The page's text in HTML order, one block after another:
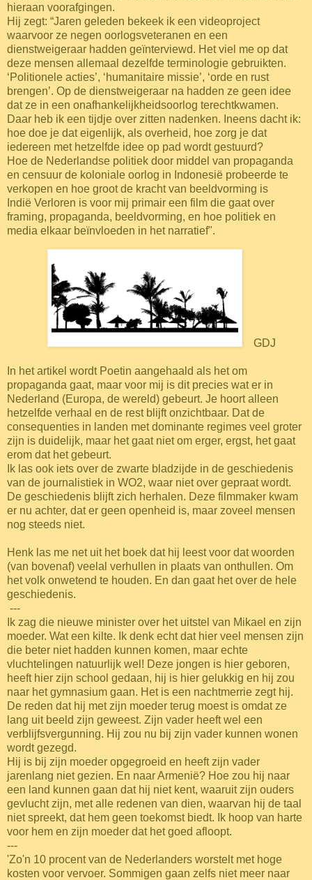
hieraan voorafgingen.
Hij zegt: “Jaren geleden bekeek ik een videoproject
waarvoor ze negen oorlogsveteranen en een
dienstweigeraar hadden geïnterviewd. Het viel me op dat
deze mensen allemaal dezelfde terminologie gebruikten.
‘Politionele acties’, ‘humanitaire missie’, ‘orde en rust
brengen’. Op de dienstweigeraar na hadden ze geen idee
dat ze in een onafhankelijkheidsoorlog terechtkwamen.
Daar heb ik een tijdje over zitten nadenken. Ineens dacht ik:
hoe doe je dat eigenlijk, als overheid, hoe zorg je dat
iedereen met hetzelfde idee op pad wordt gestuurd?
Hoe de Nederlandse politiek door middel van propaganda
en censuur de koloniale oorlog in Indonesië probeerde te
verkopen en hoe groot de kracht van beeldvorming is
Indië Verloren is voor mij primair een film die gaat over
framing, propaganda, beeldvorming, en hoe politiek en
media elkaar beïnvloeden in het narratief".
GDJ
In het artikel wordt Poetin aangehaald als het om
propaganda gaat, maar voor mij is dit precies wat er in
Nederland (Europa, de wereld) gebeurt. Je hoort alleen
hetzelfde verhaal en de rest blijft onzichtbaar. Dat de
consequenties in landen met dominante regimes veel groter
zijn is duidelijk, maar het gaat niet om erger, ergst, het gaat
erom dat het gebeurt.
Ik las ook iets over de zwarte bladzijde in de geschiedenis
van de journalistiek in WO2, waar niet over gepraat wordt.
De geschiedenis blijft zich herhalen. Deze filmmaker kwam
er nu achter, dat er geen openheid is, maar zoveel mensen
nog steeds niet.
Henk las me net uit het boek dat hij leest voor dat woorden
(van bovenaf) veelal verhullen in plaats van onthullen. Om
het volk onwetend te houden. En dan gaat het over de hele
geschiedenis.
---
Ik zag die nieuwe minister over het uitstel van Mikael en zijn
moeder. Wat een kilte. Ik denk echt dat hier veel mensen zijn
die beter niet hadden kunnen komen, maar echte
vluchtelingen natuurlijk wel! Deze jongen is hier geboren,
heeft hier zijn school gedaan, hij is hier gelukkig en hij zou
naar het gymnasium gaan. Het is een nachtmerrie zegt hij.
De reden dat hij met zijn moeder terug moest is omdat ze
lang uit beeld zijn geweest. Zijn vader heeft wel een
verblijfsvergunning. Hij zou nu bij zijn vader kunnen wonen
wordt gezegd.
Hij is bij zijn moeder opgegroeid en heeft zijn vader
jarenlang niet gezien. En naar Armenië? Hoe zou hij naar
een land kunnen gaan dat hij niet kent, waaruit zijn ouders
gevlucht zijn, met alle redenen van dien, waarvan hij de taal
niet spreekt, dat hem geen toekomst biedt. Ik hoop van harte
voor hem en zijn moeder dat het goed afloopt.
---
'Zo'n 10 procent van de Nederlanders worstelt met hoge
kosten voor vervoer. Sommigen gaan zelfs niet meer naar